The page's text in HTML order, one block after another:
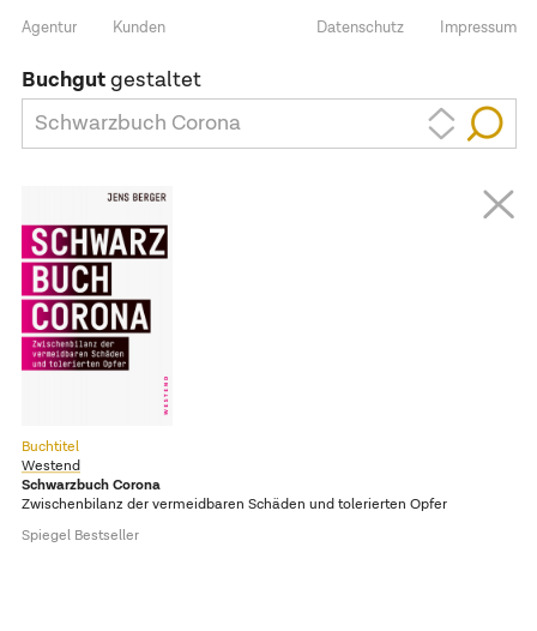
Agentur Kunden Impressum
Datenschutz
Buchgutgestaltet
Schwarzbuch Corona
Buchtitel
Westend
Schwarzbuch Corona
Zwischenbilanz der vermeidbaren Schäden und tolerierten Opfer
Spiegel Bestseller